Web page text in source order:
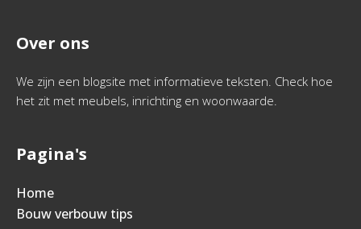
Over ons
We zijn een blogsite met informatieve teksten. Check hoe
het zit met meubels, inrichting en woonwaarde.
Pagina's
Home
Bouw verbouw tips